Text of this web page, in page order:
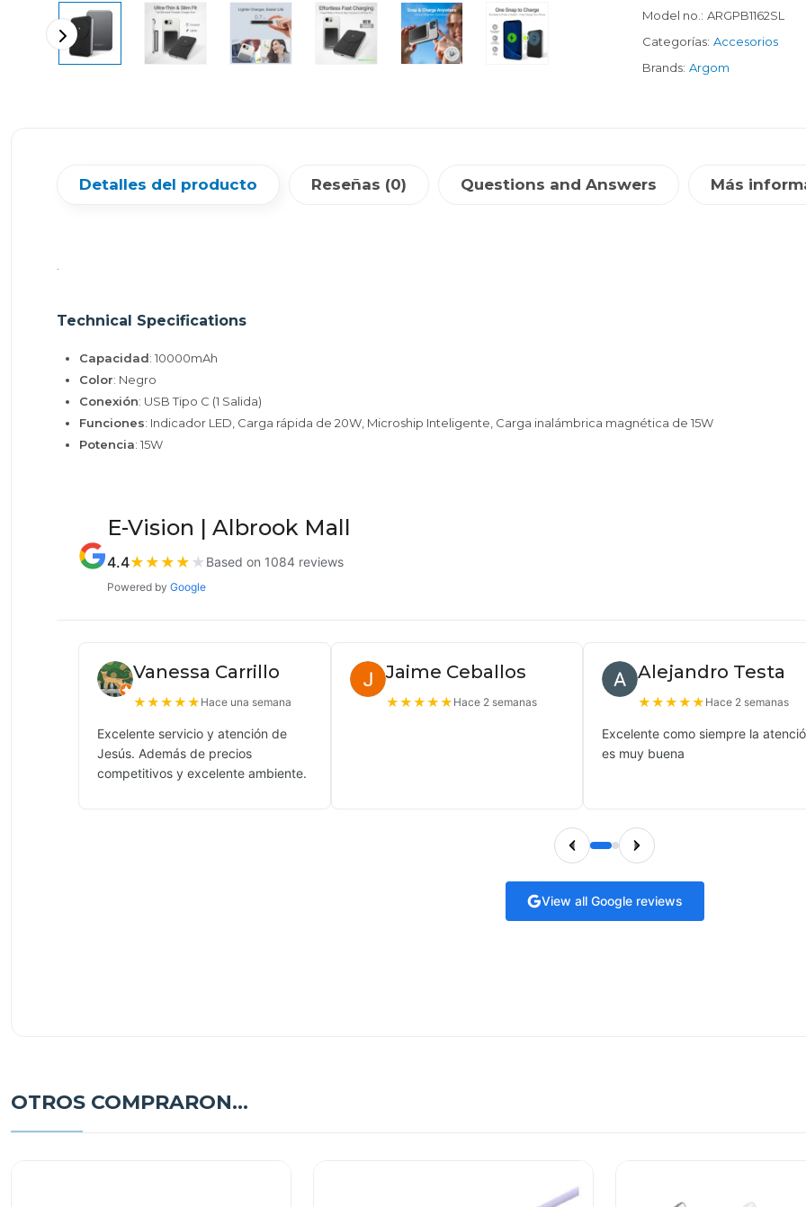
Model no.: ARGPB1162SL
Categorías: Accesorios
Brands: Argom
Detalles del producto Reseñas (0) Questions and Answers Más
Technical Specifications
Capacidad: 10000mAh
Color: Negro
Conexión: USB Tipo C (1 Salida)
Funciones: Indicador LED, Carga rápida de 20W, Microship Inteligente, Carga inalámbrica magnética de 15W
Potencia: 15W
E-Vision | Albrook Mall
4.4★ ★ ★ ★ ★ Based on 1084 reviews
Powered by Google
Vanessa Carrillo
★★★★★ Hace una semana
Excelente servicio y atención de
Jesús. Además de precios
competitivos y excelente ambiente.
Jaime Ceballos
★★★★★ Hace 2 semanas
Alejandro Testa
★★★★★ Hace 2 semanas
Excelente como siempre la
es muy buena
View all Google reviews
OTROS COMPRARON...